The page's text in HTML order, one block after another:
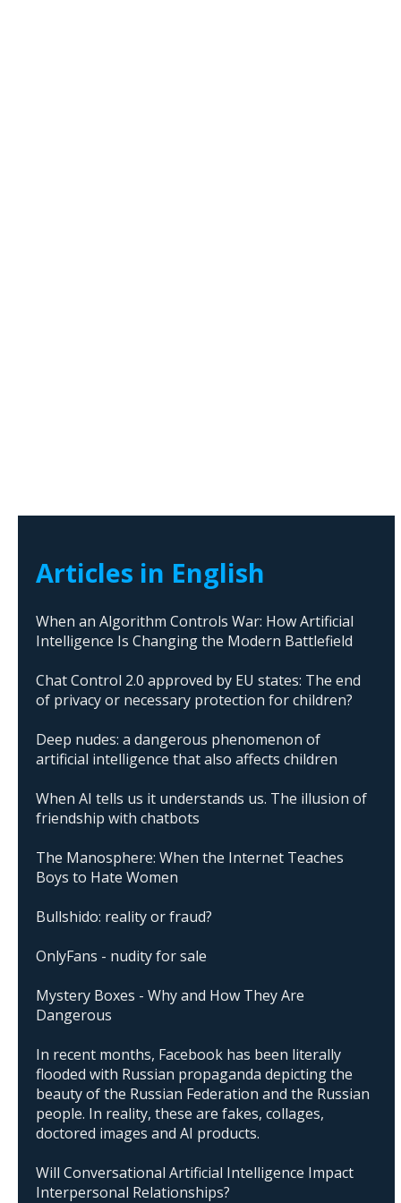
Articles in English
When an Algorithm Controls War: How Artificial
Intelligence Is Changing the Modern Battlefield
Chat Control 2.0 approved by EU states: The end
of privacy or necessary protection for children?
Deep nudes: a dangerous phenomenon of
artificial intelligence that also affects children
When AI tells us it understands us. The illusion of
friendship with chatbots
The Manosphere: When the Internet Teaches
Boys to Hate Women
Bullshido: reality or fraud?
OnlyFans - nudity for sale
Mystery Boxes - Why and How They Are
Dangerous
In recent months, Facebook has been literally
flooded with Russian propaganda depicting the
beauty of the Russian Federation and the Russian
people. In reality, these are fakes, collages,
doctored images and AI products.
Will Conversational Artificial Intelligence Impact
Interpersonal Relationships?